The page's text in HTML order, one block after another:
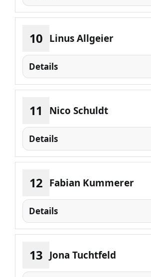
10 Linus Allgeier
Details
11 Nico Schuldt
Details
12 Fabian Kummerer
Details
13 Jona Tuchtfeld